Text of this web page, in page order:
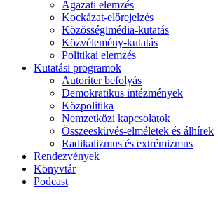
Ágazati elemzés
Kockázat-előrejelzés
Közösségimédia-kutatás
Közvélemény-kutatás
Politikai elemzés
Kutatási programok
Autoriter befolyás
Demokratikus intézmények
Közpolitika
Nemzetközi kapcsolatok
Összeesküvés-elméletek és álhírek
Radikalizmus és extrémizmus
Rendezvények
Könyvtár
Podcast